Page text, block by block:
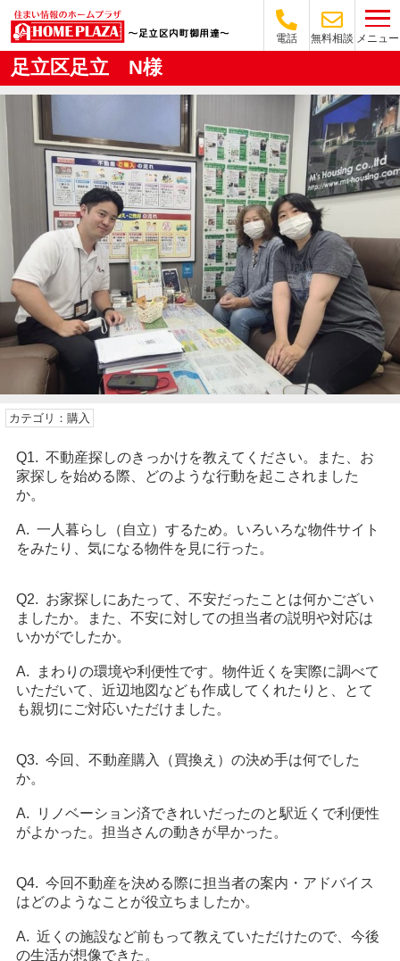
電話 無料相談 メニュー
足立区足立 N様
カテゴリ：購入
Q1. 不動産探しのきっかけを教えてください。また、お
家探しを始める際、どのような行動を起こされました
か。
A. 一人暮らし（自立）するため。いろいろな物件サイト
をみたり、気になる物件を見に行った。
Q2. お家探しにあたって、不安だったことは何かござい
ましたか。また、不安に対しての担当者の説明や対応は
いかがでしたか。
A. まわりの環境や利便性です。物件近くを実際に調べて
いただいて、近辺地図なども作成してくれたりと、とて
も親切にご対応いただけました。
Q3. 今回、不動産購入（買換え）の決め手は何でした
か。
A. リノベーション済できれいだったのと駅近くで利便性
がよかった。担当さんの動きが早かった。
Q4. 今回不動産を決める際に担当者の案内・アドバイス
はどのようなことが役立ちましたか。
A. 近くの施設など前もって教えていただけたので、今後
の生活が想像できた。